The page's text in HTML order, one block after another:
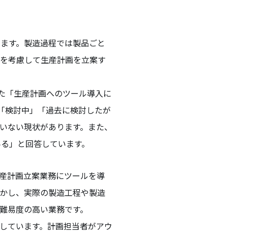
す。製造過程では製品ごと
考慮して生産計画を立案す
「生産計画へのツール導入に
討中」「過去に検討したが
い現状があります。また、
」と回答しています。
計画立案業務にツールを導
し、実際の製造工程や製造
度の高い業務です。
ています。計画担当者がアウ